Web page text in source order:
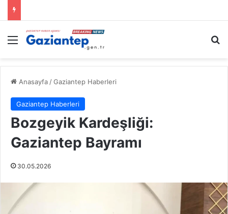
Menü
Anasayfa /Gaziantep Haberleri
Gaziantep Haberleri
Bozgeyik Kardeşliği:
Gaziantep Bayramı
30.05.2026